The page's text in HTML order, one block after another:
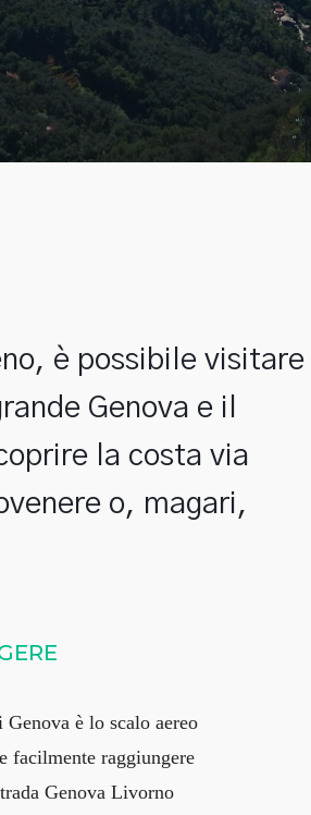
è possibile visitare
Genova e il
la costa via
o, magari,
è lo scalo aereo
facilmente raggiungere
Genova Livorno